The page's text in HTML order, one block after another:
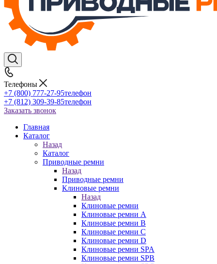
Телефоны
+7 (800) 777-27-95телефон
+7 (812) 309-39-85телефон
Заказать звонок
Главная
Каталог
Назад
Каталог
Приводные ремни
Назад
Приводные ремни
Клиновые ремни
Назад
Клиновые ремни
Клиновые ремни A
Клиновые ремни B
Клиновые ремни C
Клиновые ремни D
Клиновые ремни SPA
Клиновые ремни SPB